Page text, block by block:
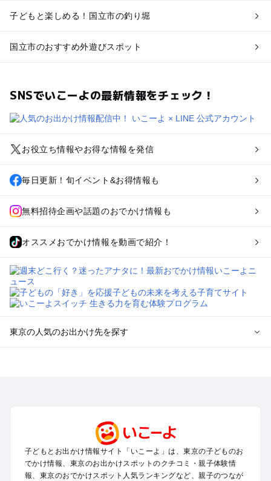
子どもと楽しめる！国立市の釣り堀
国立市のおすすめ外遊びスポット
SNSでいこーよの最新情報をチェック！
お役立ち情報やお得な情報を発信
毎日更新！旬イベント&お得情報も
無料招待企画や話題のおでかけ情報も
オススメおでかけ情報を動画で紹介！
東京の人気のお出かけ先を探す
町田・相模原・愛川・上野原のプールお出かけ
渋谷・原宿・恵比寿・中目黒・自由が丘のプールお出かけ
池袋・赤羽・王子・巣鴨・目白・石神井のプールお出かけ
新宿・高田馬場・代々木・千駄ヶ谷のプールお出かけ
子どもとお出かけ情報サイト「いこーよ」は、東京の子どものお
でかけ情報、東京のお出かけスポットのクチコミ・親子体験情
報、東京のおでかけスポット人気ランキングなど、親子のつなが